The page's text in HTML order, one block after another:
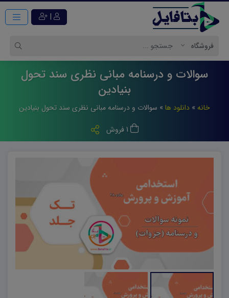
|
سوالات و درسنامه مبانی نظری سند تحول
بنیادین
خانه » دانلود ها » سوالات و درسنامه مبانی نظری سند تحول بنیادین